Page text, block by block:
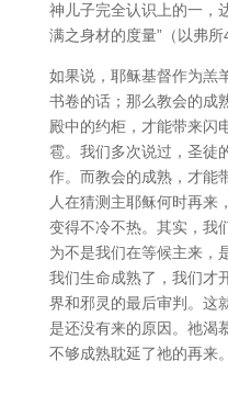
神儿子完全认识上的一，
满之身材的度量”（以弗所
如果说，耶稣基督作为羔
书卷的话；那么教会的成
殿中的约柜，才能带来闪
雹。我们多次说过，圣徒
作。而教会的成熟，才能
人在猜测主耶稣何时再来
变得不冷不热。其实，我
为不是我们在等候主来，
我们生命成熟了，我们才
界和邪灵的最后审判。这
是还没有来的原因。祂渴
不够成熟耽延了祂的再来。